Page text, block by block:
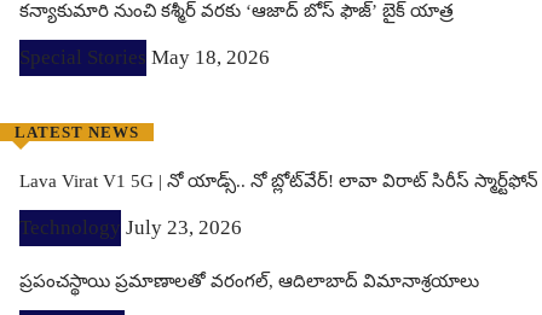
కన్యాకుమారి నుంచి కశ్మీర్ వరకు ‘ఆజాద్ బోస్ ఫౌజ్’ బైక్ యాత్ర
Special Stories May 18, 2026
LATEST NEWS
Lava Virat V1 5G | నో యాడ్స్.. నో బ్లోట్‌వేర్! లావా విరాట్ సిరీస్ స్మార్ట్‌ఫోన్​
Technology July 23, 2026
ప్రపంచస్థాయి ప్రమాణాలతో వరంగల్, ఆదిలాబాద్ విమానాశ్రయాలు